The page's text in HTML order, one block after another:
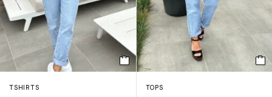
TSHIRTS TOPS